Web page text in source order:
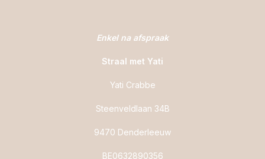
Enkel na afspraak
Straal met Yati
Yati Crabbe
Steenveldlaan 34B
9470 Denderleeuw
BE0632890356